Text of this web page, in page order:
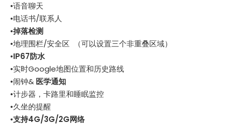
•语音聊天
•电话书/联系人
•掉落检测
•地理围栏/安全区 （可以设置三个非重叠区域）
•IP67防水
•实时Google地图位置和历史路线
•闹钟& 医学通知
•计步器，卡路里和睡眠监控
•久坐的提醒
•支持4G/3G/2G网络